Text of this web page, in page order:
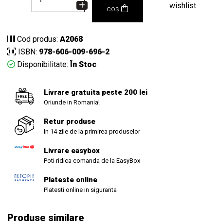
coș
wishlist
Cod produs: A2068
ISBN: 978-606-009-696-2
Disponibilitate: În Stoc
Livrare gratuita peste 200 lei
Oriunde in Romania!
Retur produse
In 14 zile de la primirea produselor
Livrare easybox
Poti ridica comanda de la EasyBox
Plateste online
Platesti online in siguranta
Produse similare